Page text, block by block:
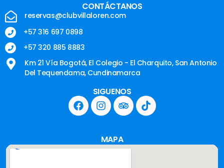
CONTÁCTANOS
reservas@clubvillaloren.com
+57 316 697 0898
+57 320 885 8883
Km 21 Vía Bogotá, El Colegio - El Charquito, San Antonio
Del Tequendama, Cundinamarca
SIGUENOS
MAPA